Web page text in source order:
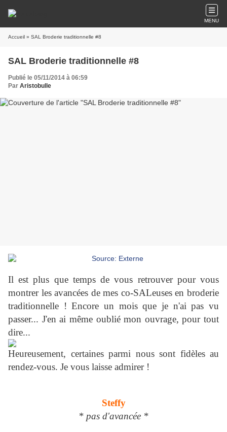
MENU
Accueil » SAL Broderie traditionnelle #8
SAL Broderie traditionnelle #8
Publié le 05/11/2014 à 06:59
Par Aristobulle
Il est plus que temps de vous retrouver pour vous
montrer les avancées de mes co-SALeuses en broderie
traditionnelle ! Encore un mois que je n'ai pas vu
passer... J'en ai même oublié mon ouvrage, pour tout
dire...
Heureusement, certaines parmi nous sont fidèles au
rendez-vous. Je vous laisse admirer !
Steffy
* pas d'avancée *